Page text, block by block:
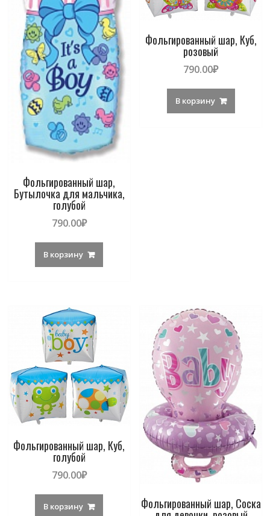
Фольгированный шар,
Бутылочка для мальчика,
голубой
790.00₽
В корзину
Фольгированный шар, Куб,
розовый
790.00₽
В корзину
Фольгированный шар, Куб,
голубой
790.00₽
В корзину Фольгированный шар, Соска